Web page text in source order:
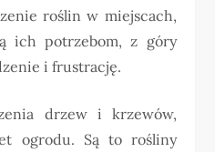
roślin w miejscach,
ich potrzebom, z góry
i frustrację.
drzew i krzewów,
ogrodu. Są to rośliny